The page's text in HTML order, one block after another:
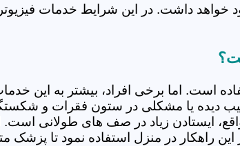
خواهد داشت. در این شرایط خدمات
است. اما برخی افراد، بیشتر به این
دیده یا مشکلی در ستون فقرات و
ایستادن زیاد در صف های طولانی است.
راهکار در منزل استفاده نمود تا پزشک